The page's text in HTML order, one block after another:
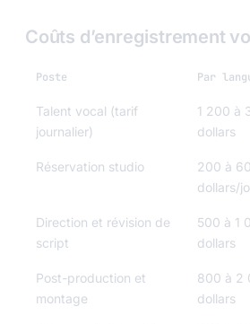
Coûts d’enregistrement
Poste Par
Talent vocal (tarif
journalier)
1 200 à
dollars
Réservation studio
200 à
dollars/
Direction et révision de
script
500 à 1
dollars
Post-production et
montage
800 à 2
dollars